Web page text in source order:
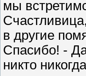
мы
в другие
Спасибо! -
никто